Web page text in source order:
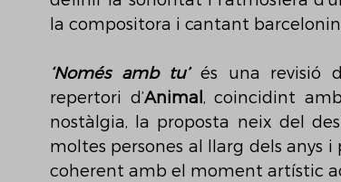
la compositora i cantant
‘Només amb tu’ és una revisió
repertori d’Animal , coincidint
nostàlgia, la proposta neix del
moltes persones al llarg dels anys
coherent amb el moment artístic